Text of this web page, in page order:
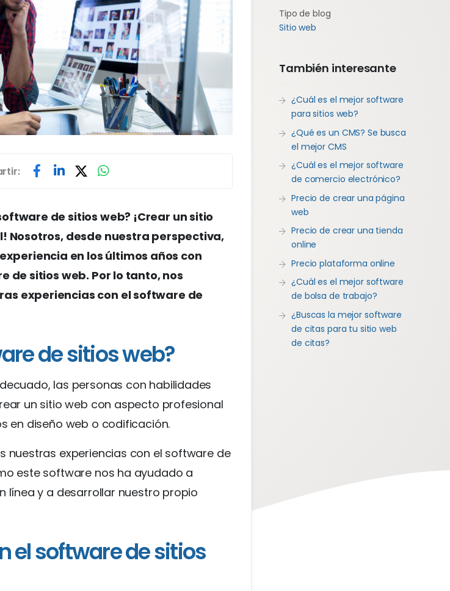
de sitios web? ¡Crear un sitio
Nosotros, desde nuestra perspectiva,
en los últimos años con
de sitios web. Por lo tanto, nos
experiencias con el software de
de sitios web?
las personas con habilidades
un sitio web con aspecto profesional
en diseño web o codificación.
nuestras experiencias con el software de
este software nos ha ayudado a
línea y a desarrollar nuestro propio
el software de sitios
Tipo de blog
Sitio web
También interesante
¿Cuál es el mejor software
para sitios web?
¿Qué es un CMS? Se busca
el mejor CMS
¿Cuál es el mejor software
de comercio electrónico?
Precio de crear una página
web
Precio de crear una tienda
online
Precio plataforma online
¿Cuál es el mejor software
de bolsa de trabajo?
¿Buscas la mejor software
de citas para tu sitio web
de citas?